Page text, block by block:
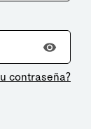
contraseña?